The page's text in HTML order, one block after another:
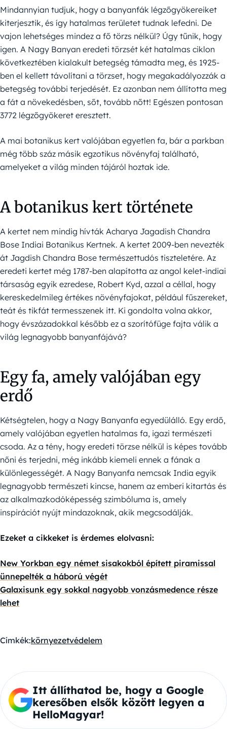
Mindannyian tudjuk, hogy a banyanfák légzőgyökereiket
kiterjesztik, és így hatalmas területet tudnak lefedni. De
vajon lehetséges mindez a fő törzs nélkül? Úgy tűnik, hogy
igen. A Nagy Banyan eredeti törzsét két hatalmas ciklon
következtében kialakult betegség támadta meg, és 1925-
ben el kellett távolítani a törzset, hogy megakadályozzák a
betegség további terjedését. Ez azonban nem állította meg
a fát a növekedésben, sőt, tovább nőtt! Egészen pontosan
3772 légzőgyökeret eresztett.
A mai botanikus kert valójában egyetlen fa, bár a parkban
még több száz másik egzotikus növényfaj található,
amelyeket a világ minden tájáról hoztak ide.
A botanikus kert története
A kertet nem mindig hívták Acharya Jagadish Chandra
Bose Indiai Botanikus Kertnek. A kertet 2009-ben nevezték
át Jagdish Chandra Bose természettudós tiszteletére. Az
eredeti kertet még 1787-ben alapította az angol kelet-indiai
társaság egyik ezredese, Robert Kyd, azzal a céllal, hogy
kereskedelmileg értékes növényfajokat, például fűszereket,
teát és tikfát termesszenek itt. Ki gondolta volna akkor,
hogy évszázadokkal később ez a szorítófüge fajta válik a
világ legnagyobb banyanfájává?
Egy fa, amely valójában egy
erdő
Kétségtelen, hogy a Nagy Banyanfa egyedülálló. Egy erdő,
amely valójában egyetlen hatalmas fa, igazi természeti
csoda. Az a tény, hogy eredeti törzse nélkül is képes tovább
nőni és terjedni, még inkább kiemeli ennek a fának a
különlegességét. A Nagy Banyanfa nemcsak India egyik
legnagyobb természeti kincse, hanem az emberi kitartás és
az alkalmazkodóképesség szimbóluma is, amely
inspirációt nyújt mindazoknak, akik megcsodálják.
Ezeket a cikkeket is érdemes elolvasni:
New Yorkban egy német sisakokból épített piramissal
ünnepelték a háború végét
Galaxisunk egy sokkal nagyobb vonzásmedence része
lehet
Címkék:környezetvédelem
Itt állíthatod be, hogy a Google
keresőben elsők között legyen a
HelloMagyar!